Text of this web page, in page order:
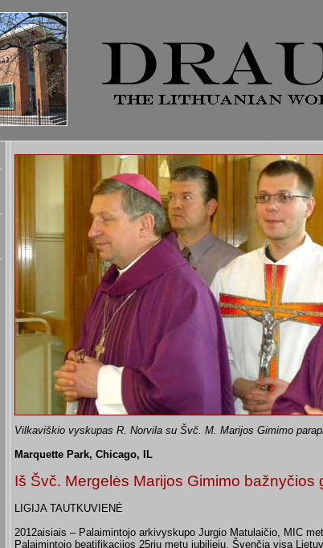
Vilkaviškio vyskupas R. Norvila su Švč. M. Marijos Gimimo
Marquette Park, Chicago, IL
Iš Švč. Mergelės Marijos Gimimo bažnyčios
LIGIJA TAUTKUVIENĖ
2012aisiais – Palaimintojo arkivyskupo Jurgio Matulaičio, MIC
Palaimintojo beatifikacijos 25rių metų jubiliejų. Švenčia visa